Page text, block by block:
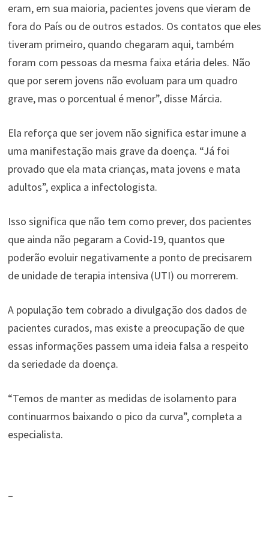
eram, em sua maioria, pacientes jovens que vieram de
fora do País ou de outros estados. Os contatos que eles
tiveram primeiro, quando chegaram aqui, também
foram com pessoas da mesma faixa etária deles. Não
que por serem jovens não evoluam para um quadro
grave, mas o porcentual é menor”, disse Márcia.
Ela reforça que ser jovem não significa estar imune a
uma manifestação mais grave da doença. “Já foi
provado que ela mata crianças, mata jovens e mata
adultos”, explica a infectologista.
Isso significa que não tem como prever, dos pacientes
que ainda não pegaram a Covid-19, quantos que
poderão evoluir negativamente a ponto de precisarem
de unidade de terapia intensiva (UTI) ou morrerem.
A população tem cobrado a divulgação dos dados de
pacientes curados, mas existe a preocupação de que
essas informações passem uma ideia falsa a respeito
da seriedade da doença.
“Temos de manter as medidas de isolamento para
continuarmos baixando o pico da curva”, completa a
especialista.
–